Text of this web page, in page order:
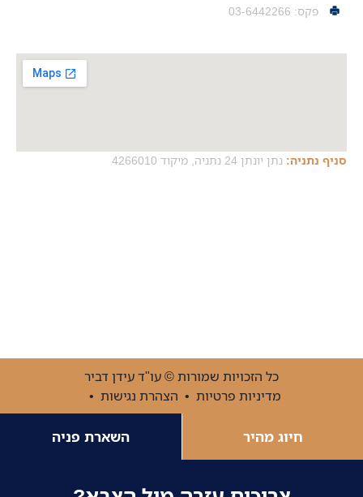
פקס: 03-6442266
סניף נתניה: נתן יונתן 24 נתניה, מיקוד 4266010
כל הזכויות שמורות © עו"ד עידן דביר
מדיניות פרטיות • הצהרת נגישות •
חיוג מהיר השארת פניה